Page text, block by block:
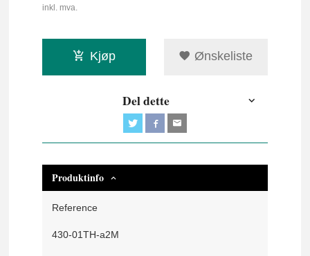
inkl. mva.
Kjøp Ønskeliste
Del dette
Produktinfo
Reference
430-01TH-a2M